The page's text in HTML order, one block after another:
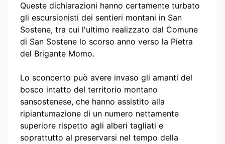
Queste dichiarazioni hanno certamente turbato
gli escursionisti dei sentieri montani in San
Sostene, tra cui l'ultimo realizzato dal Comune
di San Sostene lo scorso anno verso la Pietra
del Brigante Momo.
Lo sconcerto può avere invaso gli amanti del
bosco intatto del territorio montano
sansostenese, che hanno assistito alla
ripiantumazione di un numero nettamente
superiore rispetto agli alberi tagliati e
soprattutto al preservarsi nel tempo della